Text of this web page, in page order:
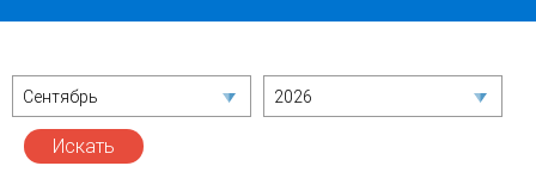
Сентябрь 2026